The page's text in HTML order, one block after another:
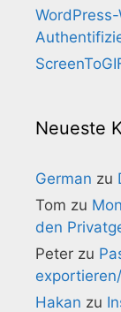
Neueste
German zu
Tom zu
den
Peter zu
Hakan zu